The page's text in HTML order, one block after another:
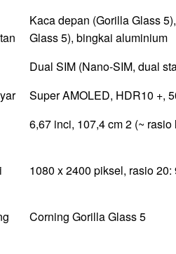
Kaca depan (Gorilla Glass
Glass 5), bingkai aluminium
Dual SIM (Nano-SIM, dual
Super AMOLED, HDR10 +,
6,67 inci, 107,4 cm 2 (~
1080 x 2400 piksel, rasio
Corning Gorilla Glass 5